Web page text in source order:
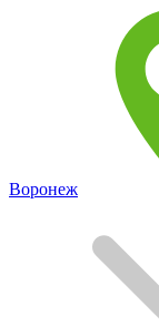
Воронеж